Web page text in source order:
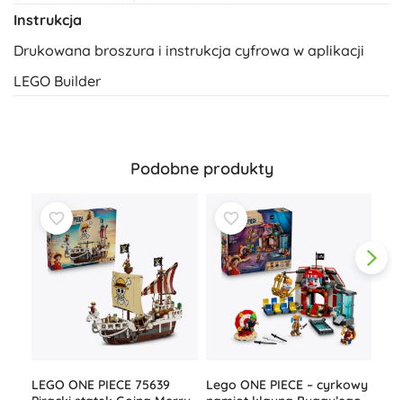
Instrukcja
Drukowana broszura i instrukcja cyfrowa w aplikacji
LEGO Builder
Podobne produkty
LEGO ONE PIECE 75639
Lego ONE PIECE – cyrkowy